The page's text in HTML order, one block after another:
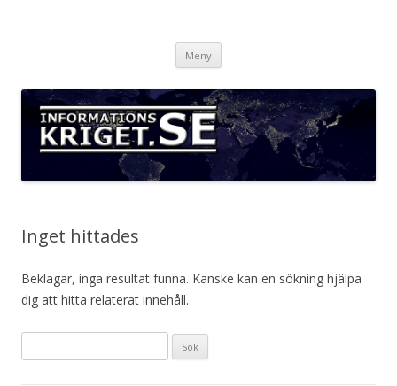
Meny
Inget hittades
Beklagar, inga resultat funna. Kanske kan en sökning hjälpa
dig att hitta relaterat innehåll.
efter: